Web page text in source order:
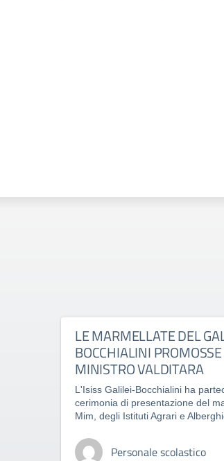
LE MARMELLATE DEL
BOCCHIALINI
MINISTRO VALDITARA
L'Isiss Galilei-Bocchialini ha
cerimonia di presentazione del
Mim, degli Istituti Agrari e
Personale scolastico